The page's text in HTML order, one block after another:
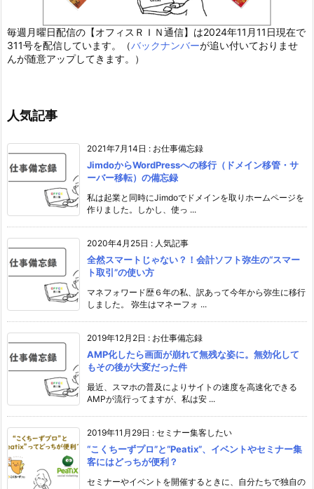
毎週月曜日配信の【オフィスＲＩＮ通信】は2024年11月11日現在で
311号を配信しています。（バックナンバーが追い付いておりませ
んが随意アップしてきます。）
人気記事
2021年7月14日 : お仕事備忘録
JimdoからWordPressへの移行（ドメイン移管・サ
ーバー移転）の備忘録
私は起業と同時にJimdoでドメインを取りホームページを
作りました。しかし、使っ ...
2020年4月25日 : 人気記事
全然スマートじゃない？！会計ソフト弥生の“スマー
ト取引”の使い方
マネフォワード歴６年の私、訳あって今年から弥生に移行
しました。 弥生はマネーフォ ...
2019年12月2日 : お仕事備忘録
AMP化したら画面が崩れて無残な姿に。無効化して
もその後が大変だった件
最近、スマホの普及によりサイトの速度を高速化できる
AMPが流行ってますが、私は安 ...
2019年11月29日 : セミナー集客したい
“こくちーずプロ”と“Peatix”、イベントやセミナー集
客にはどっちが便利？
セミナーやイベントを開催するときに、自分たちで独自の